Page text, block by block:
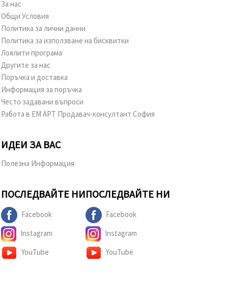
За нас
Общи Условия
Политика за лични данни
Политика за използване на бисквитки
Лоялити програма
Другите за нас
Поръчка и доставка
Информация за поръчка
Често задавани въпроси
Работа в ЕМ АРТ Продавач-консултант София
ИДЕИ ЗА ВАС
Полезна Информация
ПОСЛЕДВАЙТЕ НИ
Facebook
Instagram
YouTube
ПОСЛЕДВАЙТЕ НИ
Facebook
Instagram
YouTube